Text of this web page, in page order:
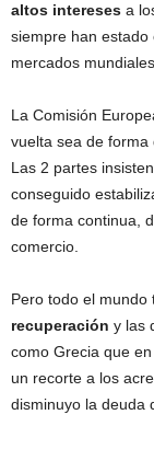
altos intereses a
siempre han
mercados
La Comisión
vuelta sea de forma
Las 2 partes
conseguido
de forma continua,
comercio.
Pero todo el mundo
recuperación y las
como Grecia que
un recorte a los
disminuyo la deuda